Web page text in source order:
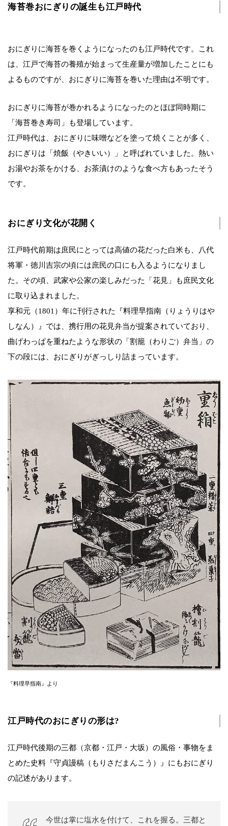
海苔巻おにぎりの誕生も江戸時代
おにぎりに海苔を巻くようになったのも江戸時代です。これ
は、江戸で海苔の養殖が始まって生産量が増加したことにも
よるものですが、おにぎりに海苔を巻いた理由は不明です。
おにぎりに海苔が巻かれるようになったのとほぼ同時期に
「海苔巻き寿司」も登場しています。
江戸時代は、おにぎりに味噌などを塗って焼くことが多く、
おにぎりは「焼飯（やきいい）」と呼ばれていました。熱い
お湯やお茶をかける、お茶漬けのような食べ方もあったそう
です。
おにぎり文化が花開く
江戸時代前期は庶民にとっては高値の花だった白米も、八代
将軍・徳川吉宗の頃には庶民の口にも入るようになりまし
た。その頃、武家や公家の楽しみだった「花見」も庶民文化
に取り込まれました。
享和元（1801）年に刊行された『料理早指南（りょうりはや
しなん）』では、携行用の花見弁当が提案されていており、
曲げわっぱを重ねたような形状の「割籠（わりご）弁当」の
下の段には、おにぎりがぎっしり詰まっています。
『料理早指南』より
江戸時代のおにぎりの形は?
江戸時代後期の三都（京都・江戸・大坂）の風俗・事物をま
とめた史料『守貞謾稿（もりさだまんこう）』にもおにぎり
の記述があります。
今世は掌に塩水を付けて、これを握る。三都と